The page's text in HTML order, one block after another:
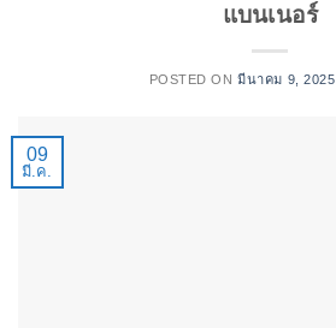
แบนเนอร์
POSTED ONมีนาคม 9, 2025
09
มี.ค.